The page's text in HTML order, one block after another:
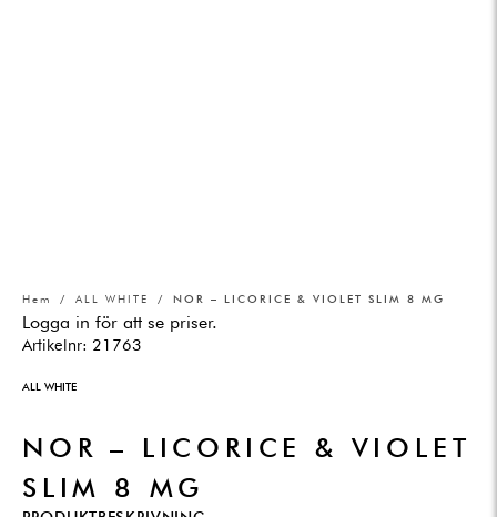
Hem / ALL WHITE / NOR – LICORICE & VIOLET SLIM 8 MG
Logga in för att se priser.
Artikelnr: 21763
ALL WHITE
NOR – LICORICE & VIOLET
SLIM 8 MG